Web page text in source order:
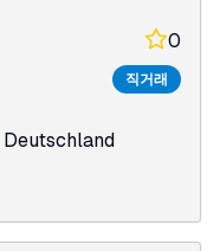
0
직거래
Deutschland